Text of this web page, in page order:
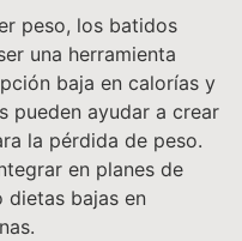
peso, los batidos
una herramienta
baja en calorías y
pueden ayudar a crear
la pérdida de peso.
en planes de
bajas en